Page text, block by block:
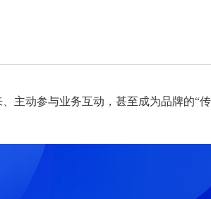
主动参与业务互动，甚至成为品牌的“